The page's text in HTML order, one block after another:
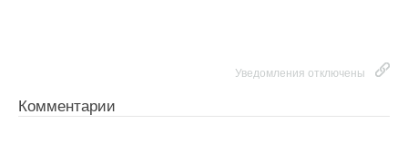
Уведомления отключены
Комментарии